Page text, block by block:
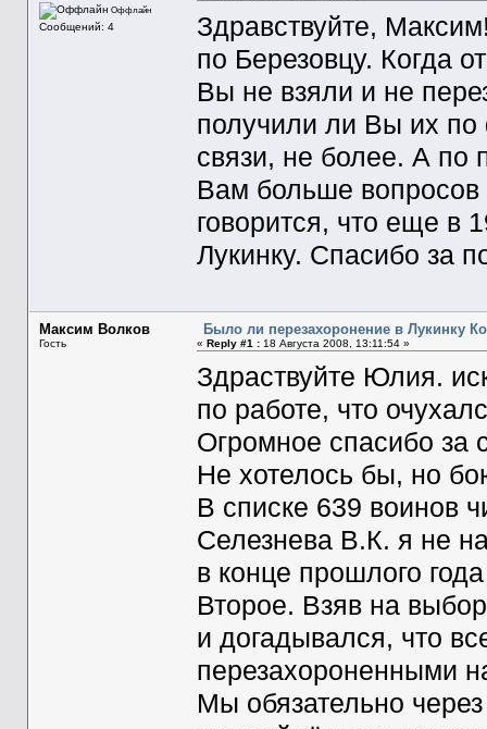
Оффлайн
Сообщений: 4
Здравствуйте,
по Березовцу. Когда
Вы не взяли и не
получили ли Вы их по
связи, не более. А по
Вам больше вопросов
говорится, что еще в
Лукинку. Спасибо за
Максим Волков
Гость
Было ли перезахоронение в Лукинку
« Reply #1 :18 Августа 2008, 13:11:54 »
Здраствуйте Юлия.
по работе, что
Огромное спасибо за
Не хотелось бы, но
В списке 639 воинов
Селезнева В.К. я не
в конце прошлого
Второе. Взяв на
и догадывался, что
перезахороненными
Мы обязательно